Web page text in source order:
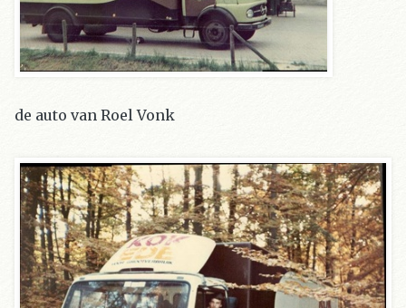
de auto van Roel Vonk